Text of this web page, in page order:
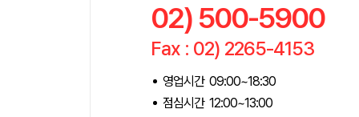
02) 500-5900
Fax : 02) 2265-4153
영업시간 09:00~18:30
점심시간 12:00~13:00